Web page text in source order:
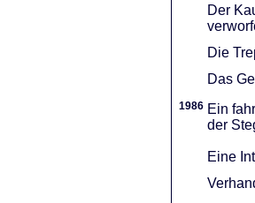
Der
Die
Das
1986 Ein
der
Eine